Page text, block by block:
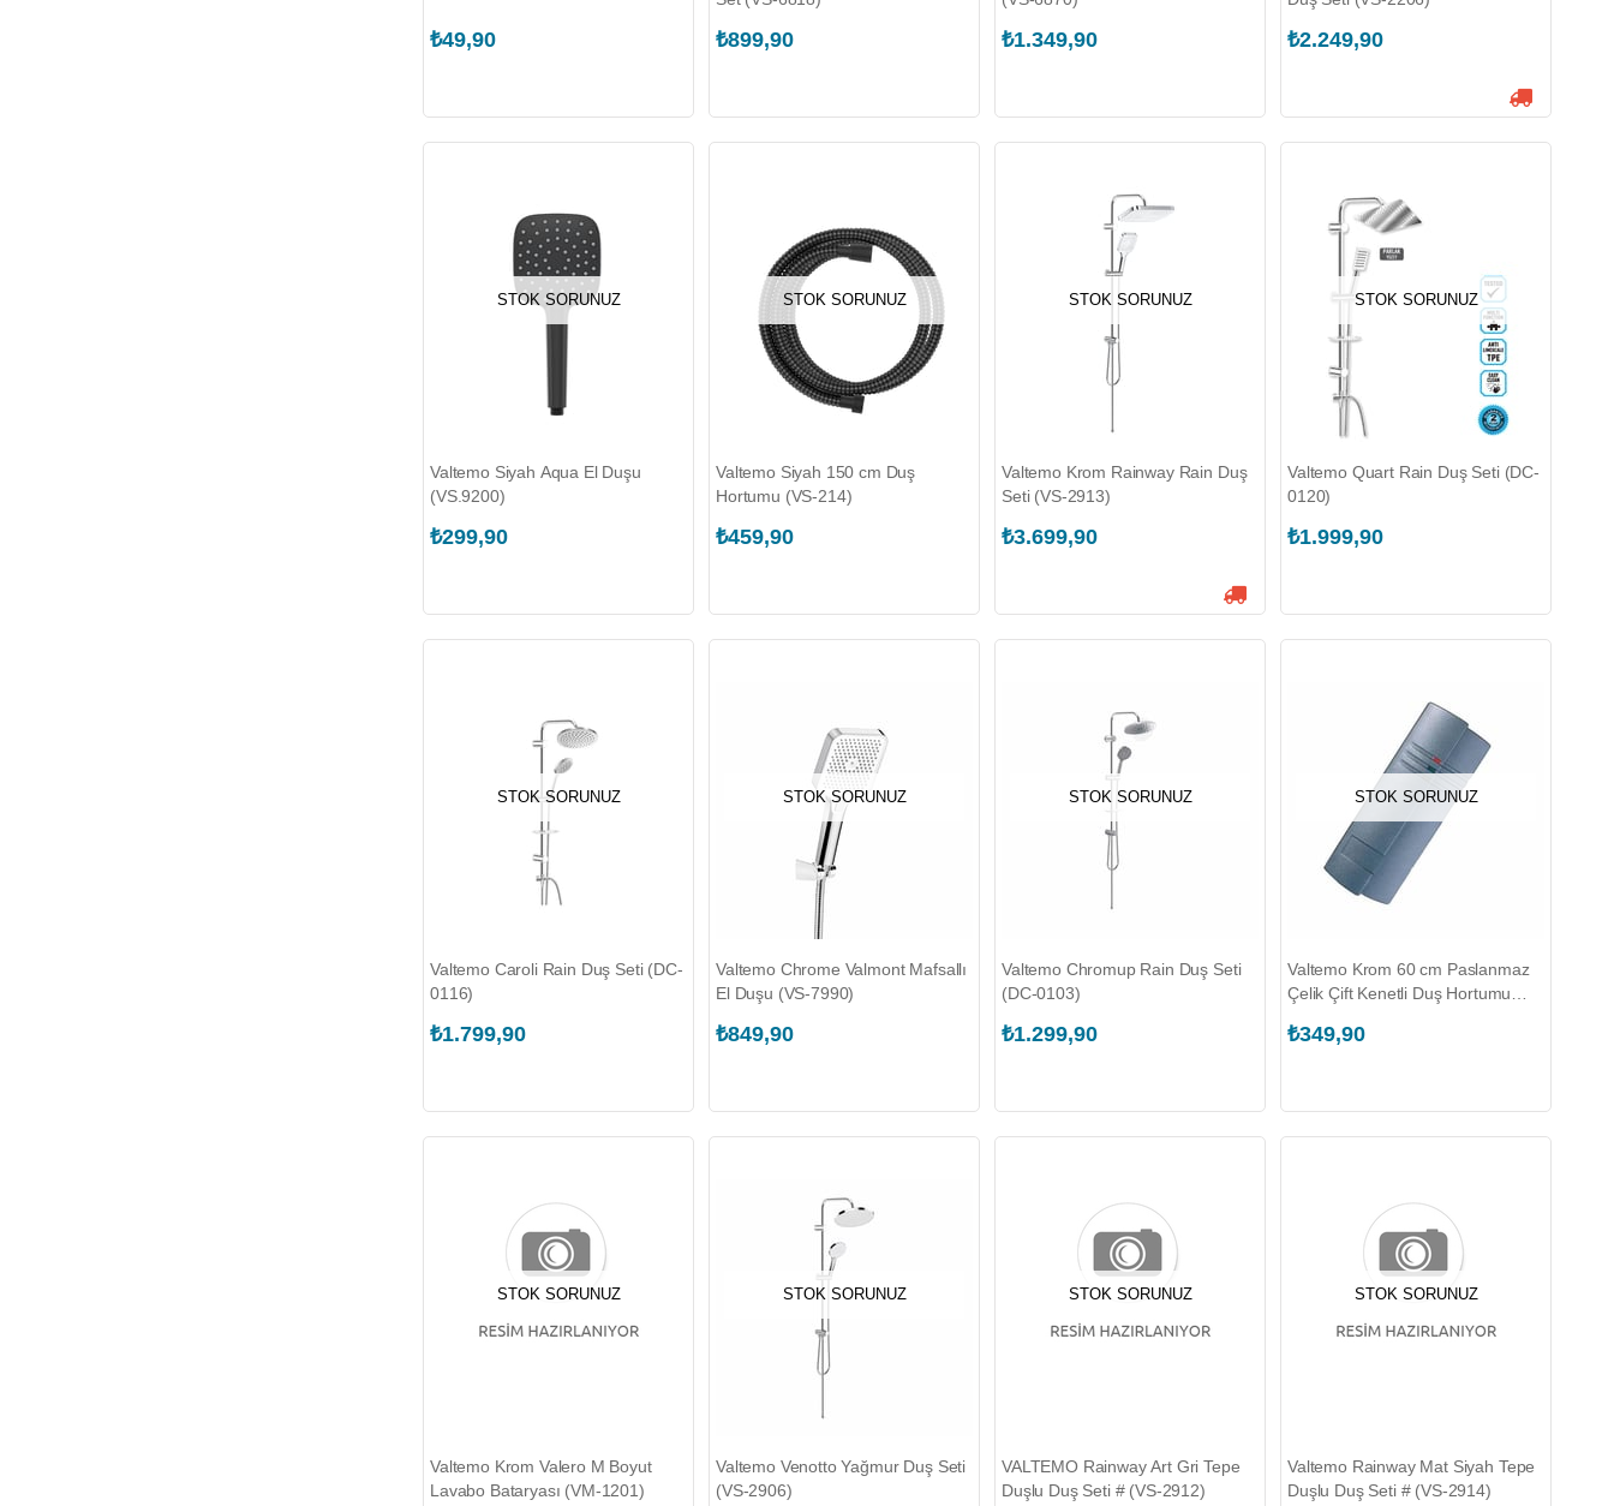
₺49,90 ₺899,90 ₺1.349,90 ₺2.249,90
STOK SORUNUZ
Valtemo Siyah Aqua El Duşu
(VS.9200)
₺299,90
STOK SORUNUZ
Valtemo Siyah 150 cm Duş
Hortumu (VS-214)
₺459,90
STOK SORUNUZ
Valtemo Krom Rainway Rain Duş
Seti (VS-2913)
₺3.699,90
STOK SORUNUZ
Valtemo Quart Rain Duş Seti (DC-
0120)
₺1.999,90
STOK SORUNUZ
Valtemo Caroli Rain Duş Seti (DC-
0116)
₺1.799,90
STOK SORUNUZ
Valtemo Chrome Valmont Mafsallı
El Duşu (VS-7990)
₺849,90
STOK SORUNUZ
Valtemo Chromup Rain Duş Seti
(DC-0103)
₺1.299,90
STOK SORUNUZ
Valtemo Krom 60 cm Paslanmaz
Çelik Çift Kenetli Duş Hortumu
₺349,90
STOK SORUNUZ
Valtemo Krom Valero M Boyut
Lavabo Bataryası (VM-1201)
STOK SORUNUZ
Valtemo Venotto Yağmur Duş Seti
(VS-2906)
STOK SORUNUZ
VALTEMO Rainway Art Gri Tepe
Duşlu Duş Seti # (VS-2912)
STOK SORUNUZ
Valtemo Rainway Mat Siyah Tepe
Duşlu Duş Seti # (VS-2914)